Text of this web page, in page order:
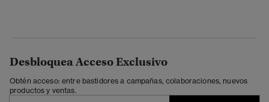
Desbloquea Acceso Exclusivo
Obtén acceso: entre bastidores a campañas, colaboraciones, nuevos
productos y ventas.